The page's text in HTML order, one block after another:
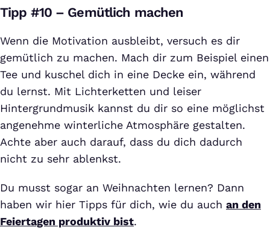
Tipp #10 – Gemütlich machen
Wenn die Motivation ausbleibt, versuch es dir
gemütlich zu machen. Mach dir zum Beispiel einen
Tee und kuschel dich in eine Decke ein, während
du lernst. Mit Lichterketten und leiser
Hintergrundmusik kannst du dir so eine möglichst
angenehme winterliche Atmosphäre gestalten.
Achte aber auch darauf, dass du dich dadurch
nicht zu sehr ablenkst.
Du musst sogar an Weihnachten lernen? Dann
haben wir hier Tipps für dich, wie du auch an den
Feiertagen produktiv bist.